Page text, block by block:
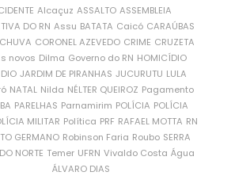
Alcaçuz ASSALTO ASSEMBLEIA
DO RN Assu BATATA Caicó CARAÚBAS
CORONEL AZEVEDO CRIME CRUZETA
novos Dilma Governo do RN HOMICÍDIO
JARDIM DE PIRANHAS JUCURUTU LULA
NATAL Nilda NÉLTER QUEIROZ Pagamento
PARELHAS Parnamirim POLÍCIA POLÍCIA
MILITAR Política PRF RAFAEL MOTTA RN
GERMANO Robinson Faria Roubo SERRA
NORTE Temer UFRN Vivaldo Costa Água
ÁLVARO DIAS